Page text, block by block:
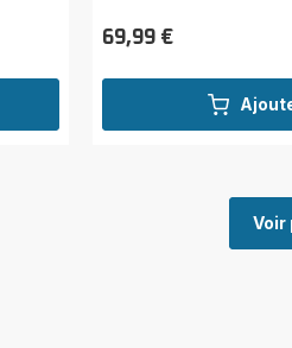
Prix
69,99 €
Voir